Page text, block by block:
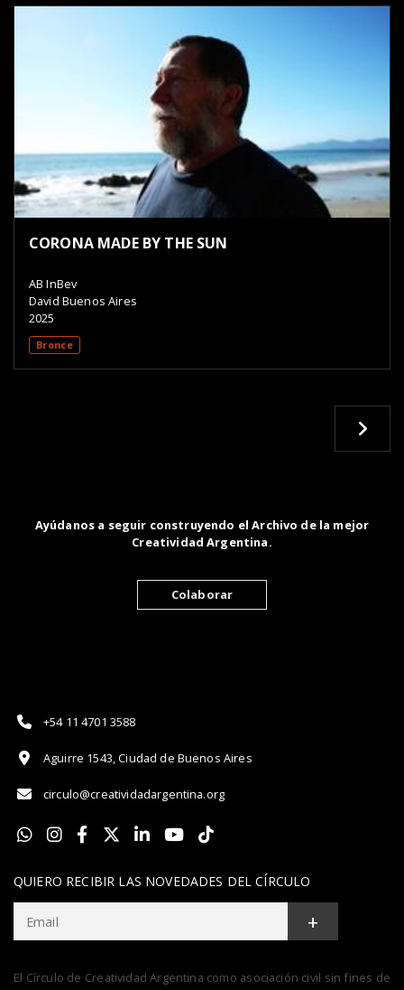
CORONA MADE BY THE SUN
AB InBev
David Buenos Aires
2025
Bronce
Ayúdanos a seguir construyendo el Archivo de la mejor
Creatividad Argentina.
Colaborar
+54 11 4701 3588
Aguirre 1543, Ciudad de Buenos Aires
circulo@creatividadargentina.org
QUIERO RECIBIR LAS NOVEDADES DEL CÍRCULO
+
El Círculo de Creatividad Argentina como asociación civil sin fines de